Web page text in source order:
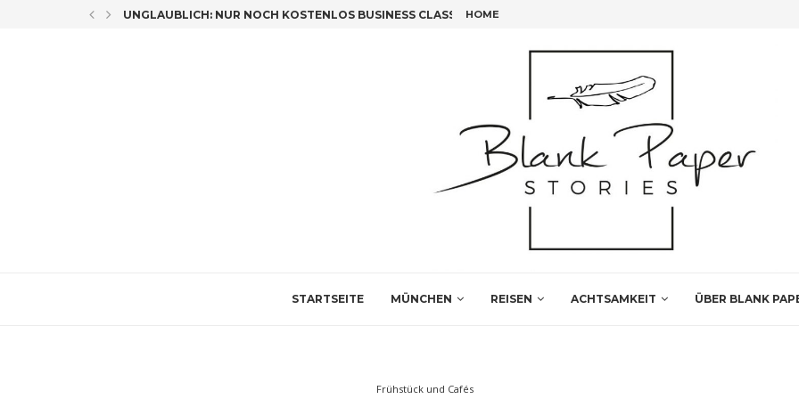
CO-AUTORIN UNGLAUBLICH: NUR NOCH KOSTENLOS BUSINESS CLASS FLIEGEN!FÜNF INSIDER TIPPS FÜR DEINEN LEIPZIG BESUCH
HOME
STARTSEITE MÜNCHEN REISEN ACHTSAMKEIT ÜBER BLANK
Frühstück und Cafés